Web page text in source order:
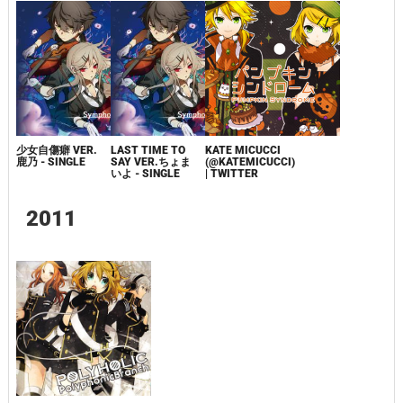
少女自傷癖 VER.
鹿乃 - SINGLE
LAST TIME TO
SAY VER.ちょま
いよ - SINGLE
KATE MICUCCI
(@KATEMICUCCI)
| TWITTER
2011